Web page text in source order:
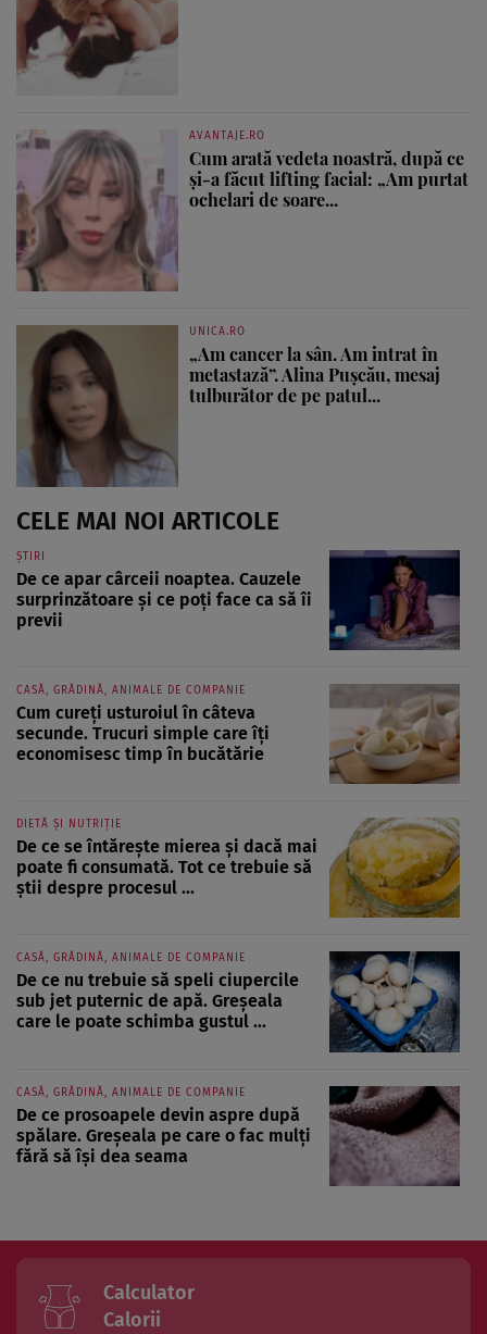
AVANTAJE.RO
Cum arată vedeta noastră, după ce
și-a făcut lifting facial: „Am purtat
ochelari de soare...
UNICA.RO
„Am cancer la sân. Am intrat în
metastază”. Alina Pușcău, mesaj
tulburător de pe patul...
CELE MAI NOI ARTICOLE
ȘTIRI
De ce apar cârceii noaptea. Cauzele
surprinzătoare și ce poți face ca să îi
previi
CASĂ, GRĂDINĂ, ANIMALE DE COMPANIE
Cum cureți usturoiul în câteva
secunde. Trucuri simple care îți
economisesc timp în bucătărie
DIETĂ ȘI NUTRIȚIE
De ce se întărește mierea și dacă mai
poate fi consumată. Tot ce trebuie să
știi despre procesul ...
CASĂ, GRĂDINĂ, ANIMALE DE COMPANIE
De ce nu trebuie să speli ciupercile
sub jet puternic de apă. Greșeala
care le poate schimba gustul ...
CASĂ, GRĂDINĂ, ANIMALE DE COMPANIE
De ce prosoapele devin aspre după
spălare. Greșeala pe care o fac mulți
fără să își dea seama
Calculator
Calorii